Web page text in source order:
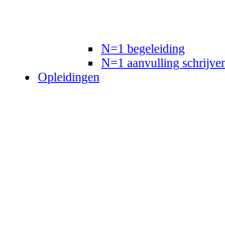
N=1 begeleiding
N=1 aanvulling
Opleidingen